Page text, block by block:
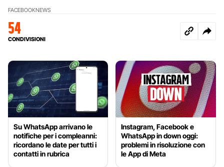
FACEBOOKNEWS
54
CONDIVISIONI
Su WhatsApp arrivano le
notifiche per i compleanni:
ricordano le date per tutti i
contatti in rubrica
Instagram, Facebook e
WhatsApp in down oggi:
problemi in risoluzione con
le App di Meta